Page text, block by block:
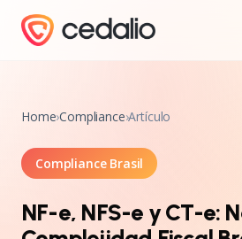
Home›Compliance›Artículo
Compliance Brasil
NF-e, NFS-e y CT-e: